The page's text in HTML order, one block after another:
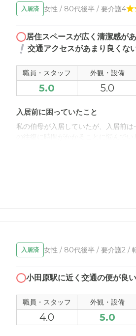
施設とは、思わせない雰囲気だった
介護医療サービスについて
排便の処理等は手早く処理をしても
近隣環境や交通アクセスについて
駅からも近く通いやすい。家族も交
料金費用について
若干高いのかと思う。昔、高給取り
入居済 女性 / 80代後半 / 要介護4
居住スペースが広く清潔感が
交通アクセスがあまり良くな
職員・スタッフ 外観・設備
5.0 5.0
入居前に困っていたこと
私の伯母が入居していたが、入居前
近隣に住む親族がいなくても、施設
デンマークINN小田原の評価
施設の設備が行き届いており、清潔
職員・スタッフ・他入居者の雰囲気
充実していた。
外観・内装・居室・設備について
施設は閑静な場所にあり、居住スペ
入居済 女性 / 80代後半 / 要介護2 /
小田原駅に近く交通の便が良い
職員・スタッフ 外観・設備
4.0 5.0